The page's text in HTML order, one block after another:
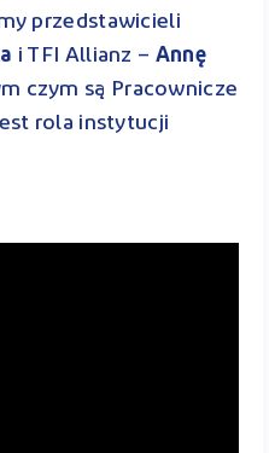
przedstawicieli
i TFI Allianz – Annę
czym są Pracownicze
rola instytucji